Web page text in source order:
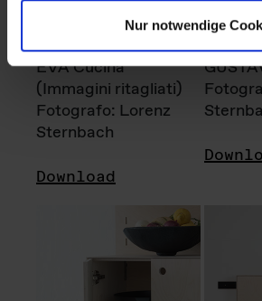
Nur notwendige
EVA Cucina
(Immagini ritagliati)
Fotografo: Lorenz
Sternbach
Download